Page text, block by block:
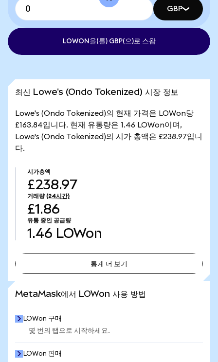
GBP
LOWON을(를) GBP(으)로 스왑
최신 Lowe's (Ondo Tokenized) 시장 정보
Lowe's (Ondo Tokenized)의 현재 가격은 LOWon당
£163.84입니다. 현재 유통량은 1.46 LOWon이며,
Lowe's (Ondo Tokenized)의 시가 총액은 £238.97입니
다.
시가총액
£238.97
거래량 (24시간)
£1.86
유통 중인 공급량
1.46 LOWon
통계 더 보기
MetaMask에서 LOWon 사용 방법
LOWon 구매
몇 번의 탭으로 시작하세요.
LOWon 판매